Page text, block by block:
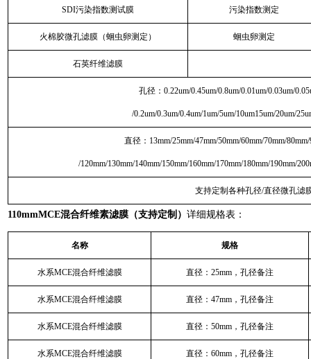
SDI污染指数测试膜 污染指数测定
火棉胶微孔滤膜（蛔虫卵测定） 蛔虫卵测定
石英纤维滤膜
孔径：0.22um/0.45um/0.8um/0.01um/0.03um/
/0.2um/0.3um/0.4um/1um/5um/10um15um/20um/
直径：13mm/25mm/47mm/50mm/60mm/70mm/
/120mm/130mm/140mm/150mm/160mm/170mm/180mm/190mm/
支持定制各种孔径/直径微孔滤
110mmMCE混合纤维素滤膜（支持定制）详细规格表：
名称 规格
水系MCE混合纤维滤膜 直径：25mm，孔径备注
水系MCE混合纤维滤膜 直径：47mm，孔径备注
水系MCE混合纤维滤膜 直径：50mm，孔径备注
水系MCE混合纤维滤膜 直径：60mm，孔径备注